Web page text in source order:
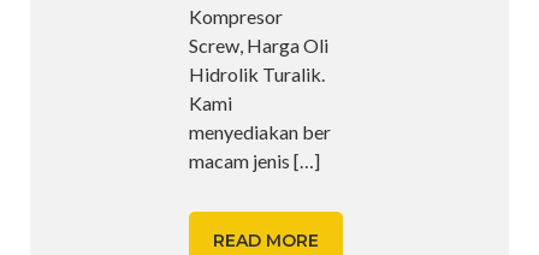
Kompresor
Screw, Harga Oli
Hidrolik Turalik.
Kami
menyediakan ber
macam jenis […]
READ MORE